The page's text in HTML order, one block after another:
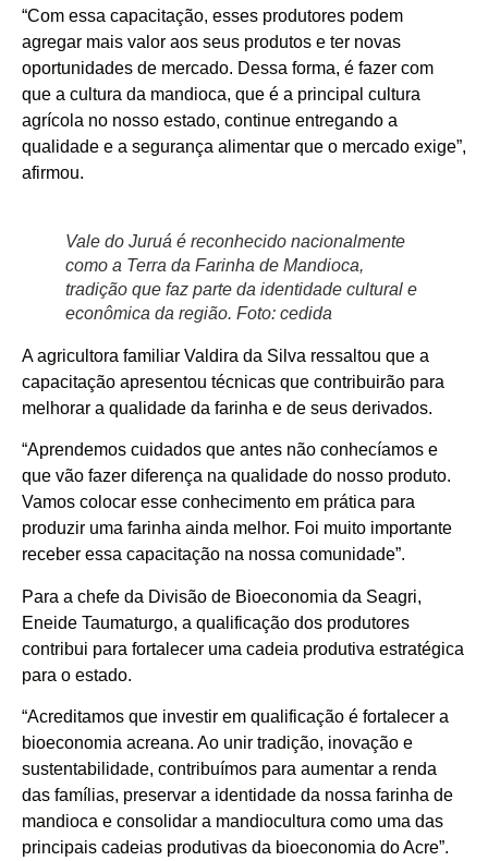
“Com essa capacitação, esses produtores podem
agregar mais valor aos seus produtos e ter novas
oportunidades de mercado. Dessa forma, é fazer com
que a cultura da mandioca, que é a principal cultura
agrícola no nosso estado, continue entregando a
qualidade e a segurança alimentar que o mercado exige”,
afirmou.
Vale do Juruá é reconhecido nacionalmente
como a Terra da Farinha de Mandioca,
tradição que faz parte da identidade cultural e
econômica da região. Foto: cedida
A agricultora familiar Valdira da Silva ressaltou que a
capacitação apresentou técnicas que contribuirão para
melhorar a qualidade da farinha e de seus derivados.
“Aprendemos cuidados que antes não conhecíamos e
que vão fazer diferença na qualidade do nosso produto.
Vamos colocar esse conhecimento em prática para
produzir uma farinha ainda melhor. Foi muito importante
receber essa capacitação na nossa comunidade”.
Para a chefe da Divisão de Bioeconomia da Seagri,
Eneide Taumaturgo, a qualificação dos produtores
contribui para fortalecer uma cadeia produtiva estratégica
para o estado.
“Acreditamos que investir em qualificação é fortalecer a
bioeconomia acreana. Ao unir tradição, inovação e
sustentabilidade, contribuímos para aumentar a renda
das famílias, preservar a identidade da nossa farinha de
mandioca e consolidar a mandiocultura como uma das
principais cadeias produtivas da bioeconomia do Acre”.